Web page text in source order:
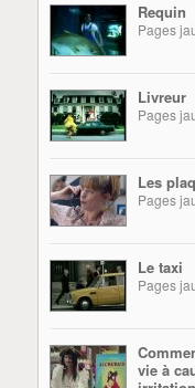
Requin
Pages
Livreur
Pages
Les
Pages
Le taxi
Pages
vie à